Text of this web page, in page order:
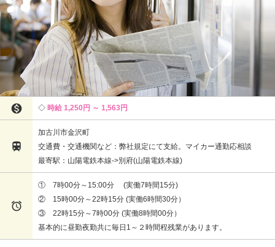
 時給 1,250円 ～ 1,563円

加古川市金沢町
交通費・交通機関など：弊社規定にて支給。マイカー通勤応相談
最寄駅：山陽電鉄本線->別府(山陽電鉄本線)

① 7時00分～15:00分 (実働7時間15分)
② 15時00分～22時15分 (実働6時間30分）
③ 22時15分～7時00分 (実働8時間00分）
基本的に昼勤夜勤共に毎日1～２時間程残業があります。